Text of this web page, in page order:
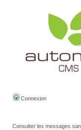
Connexion
Consulter les messages